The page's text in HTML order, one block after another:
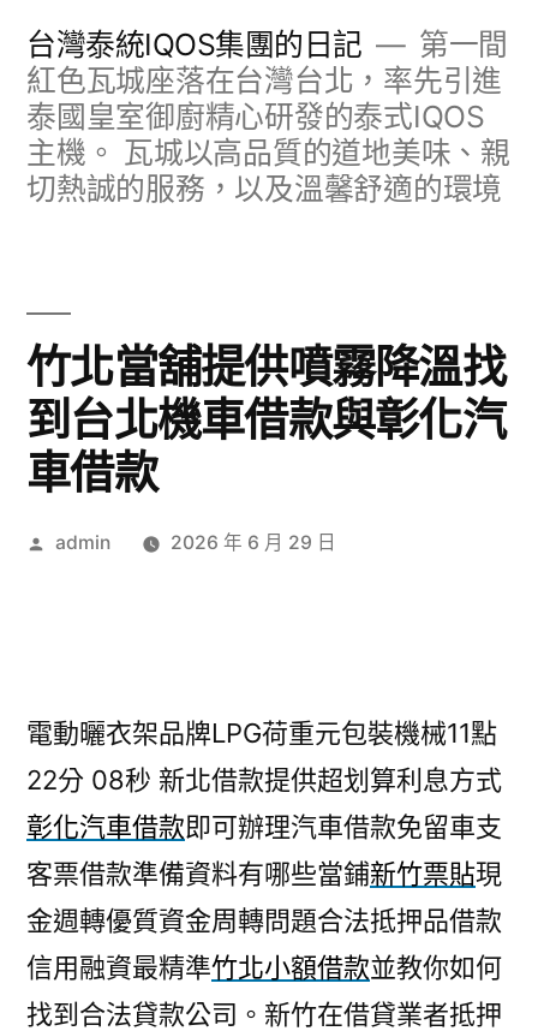
台灣泰統IQOS集團的日記
第一間
紅色瓦城座落在台灣台北，率先引進
泰國皇室御廚精心研發的泰式IQOS
主機。 瓦城以高品質的道地美味、親
切熱誠的服務，以及溫馨舒適的環境
竹北當舖提供噴霧降溫找
到台北機車借款與彰化汽
車借款
作
admin 2026 年 6 月 29 日
電動曬衣架品牌LPG荷重元包裝機械11點
22分 08秒 新北借款提供超划算利息方式
彰化汽車借款即可辦理汽車借款免留車支
客票借款準備資料有哪些當鋪新竹票貼現
金週轉優質資金周轉問題合法抵押品借款
信用融資最精準竹北小額借款並教你如何
找到合法貸款公司。新竹在借貸業者抵押